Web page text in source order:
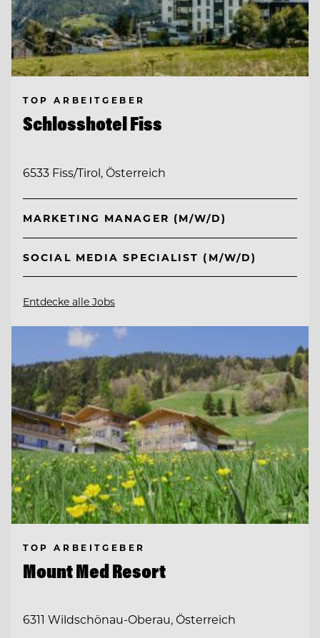
TOP ARBEITGEBER
Schlosshotel Fiss
6533 Fiss/Tirol, Österreich
MARKETING MANAGER (M/W/D)
SOCIAL MEDIA SPECIALIST (M/W/D)
Entdecke alle Jobs
TOP ARBEITGEBER
Mount Med Resort
6311 Wildschönau-Oberau, Österreich